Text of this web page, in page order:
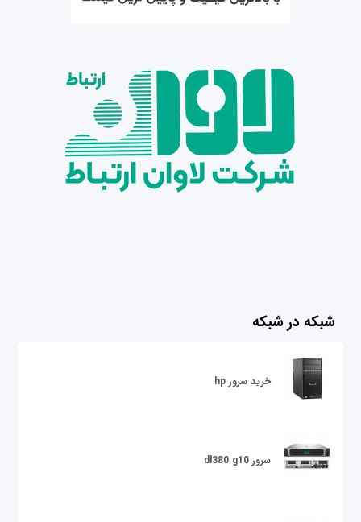
شبکه در شبکه
خرید سرور hp
سرور dl380 g10